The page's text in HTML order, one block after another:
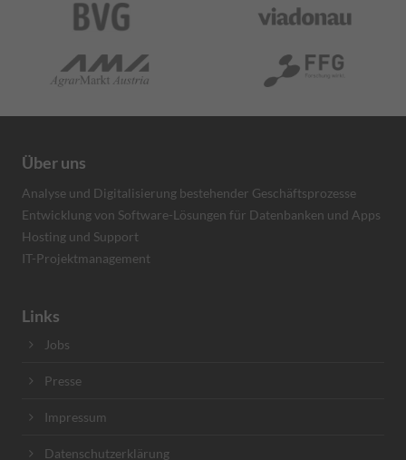
Über uns
Analyse und Digitalisierung bestehender Geschäftsprozesse
Entwicklung von Software-Lösungen für Datenbanken und Apps
Hosting und Support
IT-Projektmanagement
Links
Jobs
Presse
Impressum
Datenschutzerklärung